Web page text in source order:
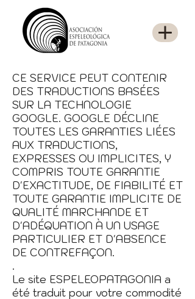
CE SERVICE PEUT CONTENIR
DES TRADUCTIONS BASÉES
SUR LA TECHNOLOGIE
GOOGLE. GOOGLE DÉCLINE
TOUTES LES GARANTIES LIÉES
AUX TRADUCTIONS,
EXPRESSES OU IMPLICITES, Y
COMPRIS TOUTE GARANTIE
D'EXACTITUDE, DE FIABILITÉ ET
TOUTE GARANTIE IMPLICITE DE
QUALITÉ MARCHANDE ET
D'ADÉQUATION À UN USAGE
PARTICULIER ET D'ABSENCE
DE CONTREFAÇON.
.
Le site ESPELEOPATAGONIA a
été traduit pour votre commodité